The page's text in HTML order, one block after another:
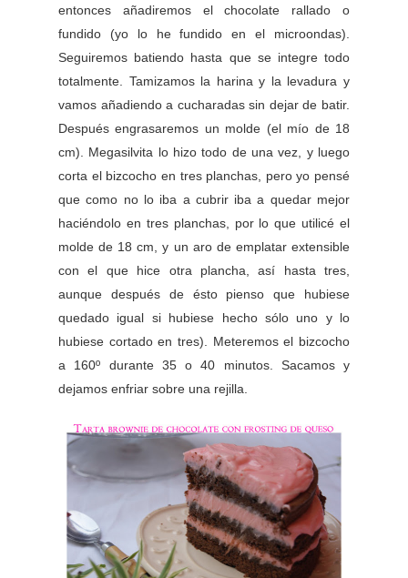
entonces añadiremos el chocolate rallado o
fundido (yo lo he fundido en el microondas).
Seguiremos batiendo hasta que se integre todo
totalmente. Tamizamos la harina y la levadura y
vamos añadiendo a cucharadas sin dejar de batir.
Después engrasaremos un molde (el mío de 18
cm). Megasilvita lo hizo todo de una vez, y luego
corta el bizcocho en tres planchas, pero yo pensé
que como no lo iba a cubrir iba a quedar mejor
haciéndolo en tres planchas, por lo que utilicé el
molde de 18 cm, y un aro de emplatar extensible
con el que hice otra plancha, así hasta tres,
aunque después de ésto pienso que hubiese
quedado igual si hubiese hecho sólo uno y lo
hubiese cortado en tres). Meteremos el bizcocho
a 160º durante 35 o 40 minutos. Sacamos y
dejamos enfriar sobre una rejilla.